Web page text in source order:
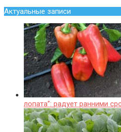
Актуальные записи
лопата”: радует ранними